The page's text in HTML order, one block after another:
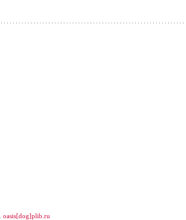
oasis[dog]plib.ru